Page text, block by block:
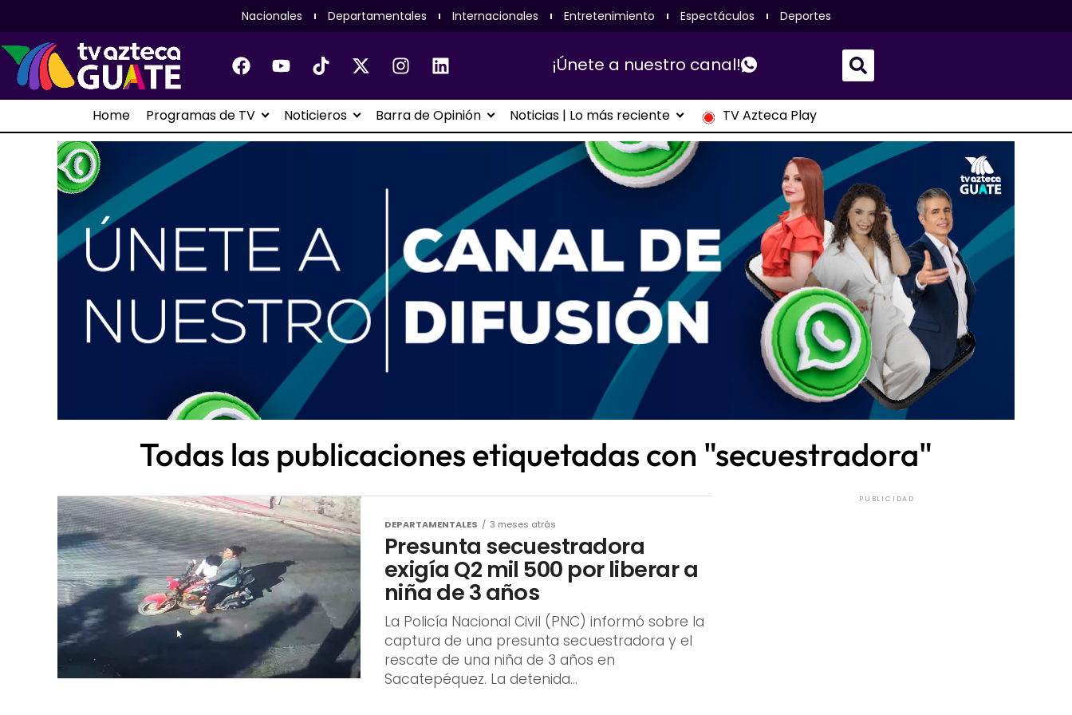
Nacionales Departamentales Internacionales Entretenimiento Espectáculos Deportes
¡Únete a nuestro canal!
Home Programas de TV Noticieros Barra de Opinión Noticias | Lo más reciente TV Azteca Play
Todas las publicaciones etiquetadas con "secuestradora"
DEPARTAMENTALES 3 meses atrás
Presunta secuestradora
exigía Q2 mil 500 por liberar a
niña de 3 años
La Policía Nacional Civil (PNC) informó sobre la
captura de una presunta secuestradora y el
rescate de una niña de 3 años en
Sacatepéquez. La detenida...
PUBLICIDAD